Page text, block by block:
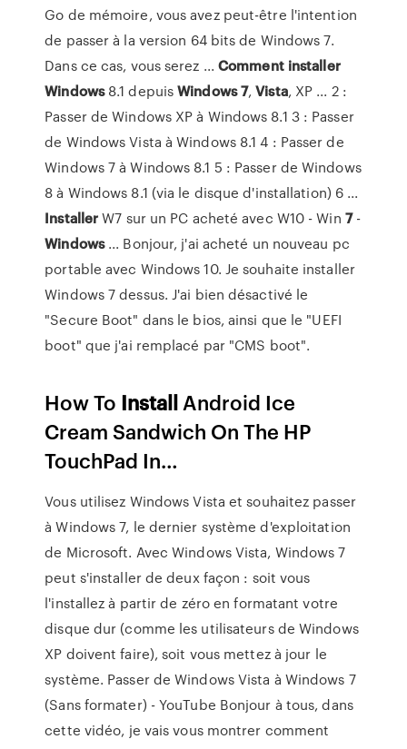
Go de mémoire, vous avez peut-être l'intention
de passer à la version 64 bits de Windows 7.
Dans ce cas, vous serez ...Comment installer
Windows8.1 depuisWindows7,Vista, XP ... 2 :
Passer de Windows XP à Windows 8.1 3 : Passer
de Windows Vista à Windows 8.1 4 : Passer de
Windows 7 à Windows 8.1 5 : Passer de Windows
8 à Windows 8.1 (via le disque d'installation) 6 ...
InstallerW7 sur un PC acheté avec W10 - Win 7-
Windows... Bonjour, j'ai acheté un nouveau pc
portable avec Windows 10. Je souhaite installer
Windows 7 dessus. J'ai bien désactivé le
"Secure Boot" dans le bios, ainsi que le "UEFI
boot" que j'ai remplacé par "CMS boot".
How To Install Android Ice
Cream Sandwich On The HP
TouchPad In…
Vous utilisez Windows Vista et souhaitez passer
à Windows 7, le dernier système d'exploitation
de Microsoft. Avec Windows Vista, Windows 7
peut s'installer de deux façon : soit vous
l'installez à partir de zéro en formatant votre
disque dur (comme les utilisateurs de Windows
XP doivent faire), soit vous mettez à jour le
système. Passer de Windows Vista à Windows 7
(Sans formater) - YouTube Bonjour à tous, dans
cette vidéo, je vais vous montrer comment